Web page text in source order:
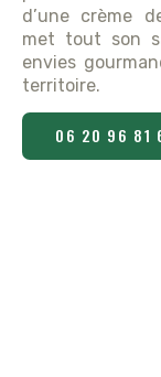
d’une crème
met tout son
envies
territoire.
06 20 96 81